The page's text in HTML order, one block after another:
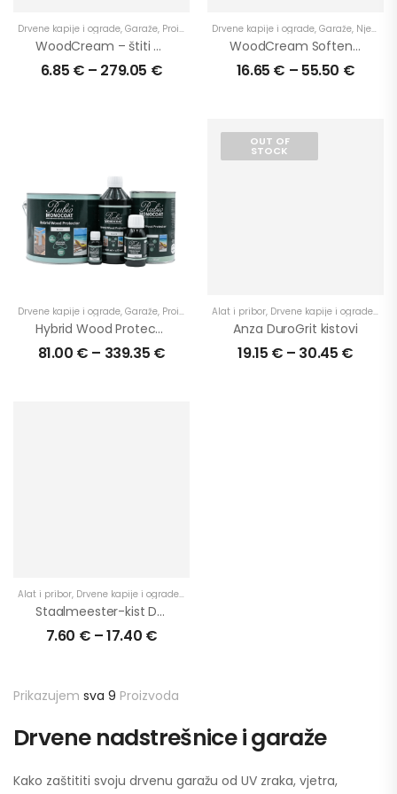
Drvene kapije i ograde, Garaže, Proizvodi U eksterijer,U primjenu, Ulje za drvo,
WoodCream – štiti prirodnu ljepotu drva
6.85 € – 279.05 €
Drvene kapije i ograde, Garaže, Njega
WoodCream Softener – dopunski proizvod za WoodCream za boje i održavanje
16.65 € – 55.50 €
Drvene kapije i ograde, Garaže, Proizvodi Terase ,U eksterijer,U primjenu,Ulje za
Hybrid Wood Protector – visokokvalitetni svestrani proizvod
81.00 € – 339.35 €
OUT OF
STOCK
Alat i pribor, Drvene kapije i ograde,
Anza DuroGrit kistovi
19.15 € – 30.45 €
Alat i pribor, Drvene kapije i ograde,
Staalmeester-kist DuroGrit
7.60 € –17.40 €
Prikazujem sva 9 Proizvoda
Drvene nadstrešnice i garaže
Kako zaštititi svoju drvenu garažu od UV zraka, vjetra,